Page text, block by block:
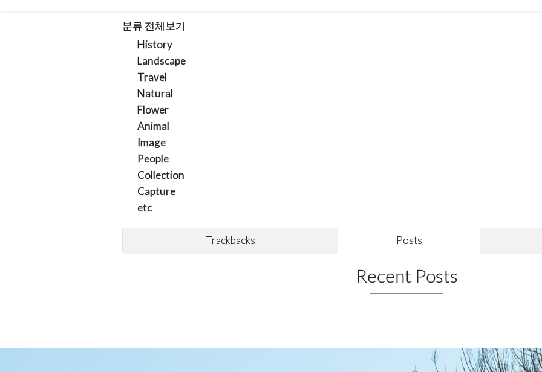
분류 전체보기
History
Landscape
Travel
Natural
Flower
Animal
Image
People
Collection
Capture
etc
Trackbacks Posts
Recent Posts